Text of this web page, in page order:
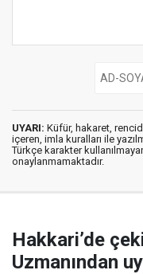
UYARI: Küfür, hakaret,
içeren, imla kuralları ile
Türkçe karakter
onaylanmamaktadır.
Hakkari’de
Uzmanından